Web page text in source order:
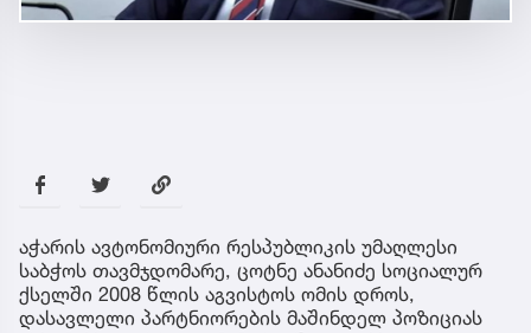
აჭარის ავტონომიური რესპუბლიკის უმაღლესი
საბჭოს თავმჯდომარე, ცოტნე ანანიძე სოციალურ
ქსელში 2008 წლის აგვისტოს ომის დროს,
დასავლელი პარტნიორების მაშინდელ პოზიციას